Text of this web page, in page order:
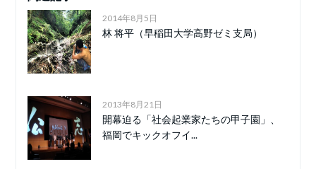
2014年8月5日
林 将平（早稲田大学高野ゼミ支局）
2013年8月21日
開幕迫る「社会起業家たちの甲子園」、
福岡でキックオフイ...